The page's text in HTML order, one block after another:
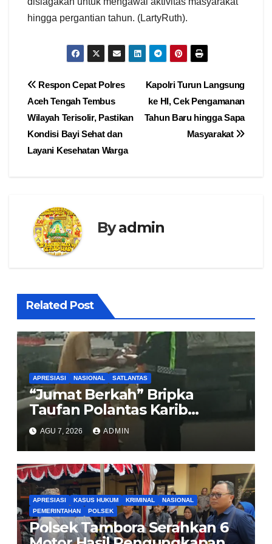
hingga pergantian tahun. (LartyRuth).
Navigasi
pos
Kapolri Turun Langsung
ke HI, Cek Pengamanan
Tahun Baru hingga Sapa
Masyarakat
Respon Cepat Polres
Aceh Tengah Tembus
Wilayah Terisolir, Pastikan
Kondisi Bayi Sehat dan
Layani Kesehatan Warga
Byadmin
Related Post
APRESIASI NASIONAL SATLANTAS
“Jumat Berkah” Bripka
Taufan Polantas Karib
Bagikan Nasi Kotak untuk
Sopir Truk yang Mogok di KM
00 Pondok Aren
AGU 7, 2026 ADMIN
APRESIASI KASUS HUKUM KRIMINAL
NASIONAL
PEMERINTAHAN
POLSEK
Polsek Tambora Serahkan 6